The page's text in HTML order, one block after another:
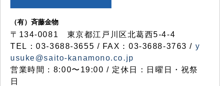
（有）斉藤金物
〒134-0081 東京都江戸川区北葛西5-4-4
TEL：03-3688-3655 / FAX：03-3688-3763 / y
usuke@saito-kanamono.co.jp
営業時間：8:00〜19:00 / 定休日：日曜日・祝祭
日